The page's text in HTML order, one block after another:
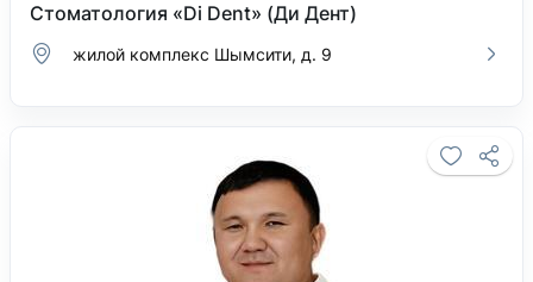
Стоматология «Di Dent» (Ди Дент)
жилой комплекс Шымсити, д. 9